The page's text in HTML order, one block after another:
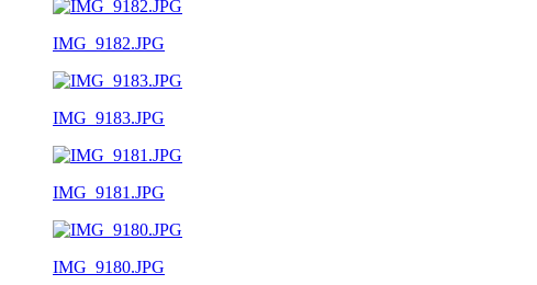
IMG_9182.JPG
IMG_9183.JPG
IMG_9181.JPG
IMG_9180.JPG